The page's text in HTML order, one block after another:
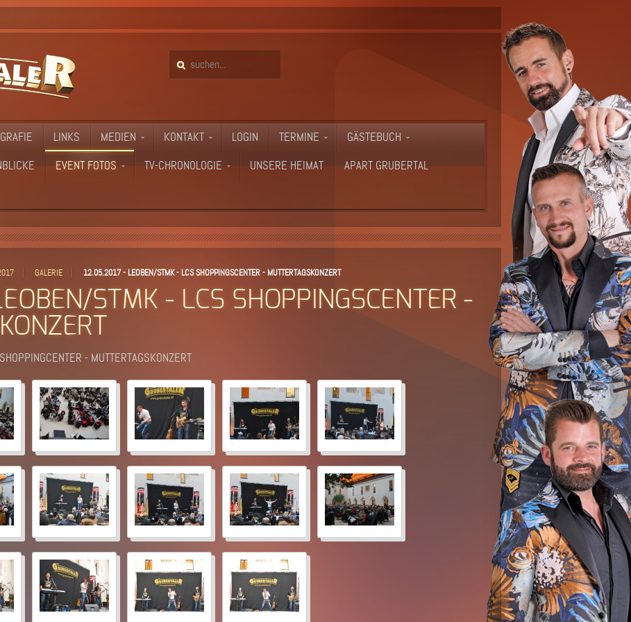
LINKS MEDIEN KONTAKT LOGIN TERMINE GÄSTEBUCH
EVENT FOTOS TV-CHRONOLOGIE UNSERE HEIMAT APART GRUBERTAL
GALERIE 12.05.2017 - LEOBEN/STMK - LCS SHOPPINGSCENTER - MUTTERTAGSKONZERT
STMK - LCS SHOPPINGSCENTER -
- MUTTERTAGSKONZERT